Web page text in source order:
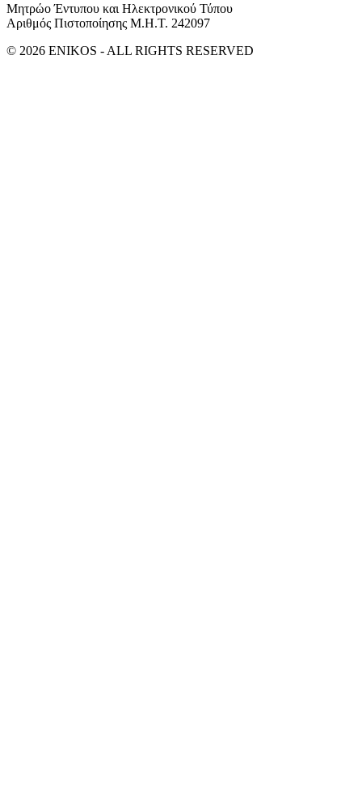
Μητρώο Έντυπου και Ηλεκτρονικού Τύπου
Αριθμός Πιστοποίησης Μ.Η.Τ. 242097
© 2026 ENIKOS - ALL RIGHTS RESERVED